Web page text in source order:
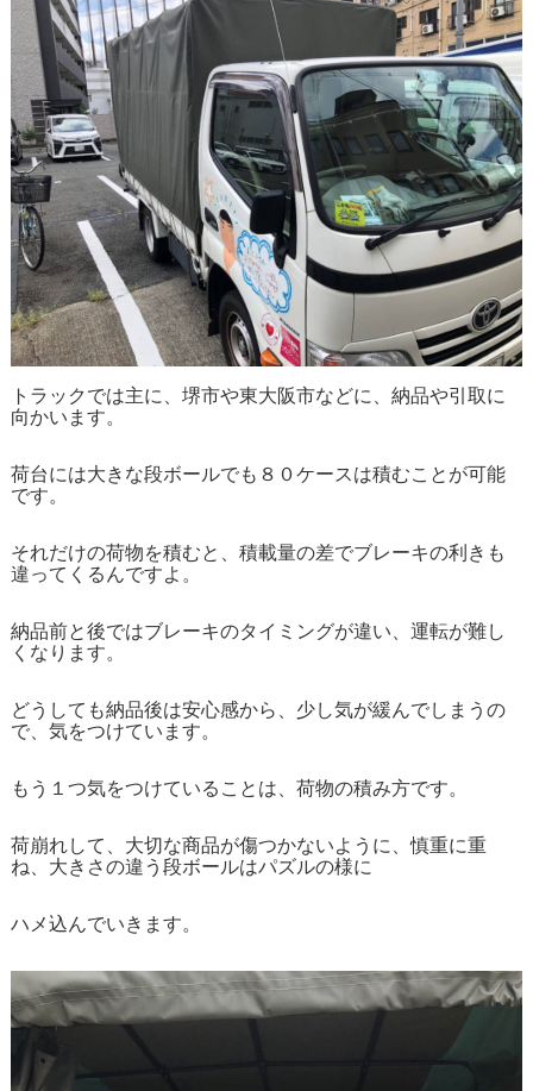
トラックでは主に、堺市や東大阪市などに、納品や引取に
向かいます。
荷台には大きな段ボールでも８０ケースは積むことが可能
です。
それだけの荷物を積むと、積載量の差でブレーキの利きも
違ってくるんですよ。
納品前と後ではブレーキのタイミングが違い、運転が難し
くなります。
どうしても納品後は安心感から、少し気が緩んでしまうの
で、気をつけています。
もう１つ気をつけていることは、荷物の積み方です。
荷崩れして、大切な商品が傷つかないように、慎重に重
ね、大きさの違う段ボールはパズルの様に
ハメ込んでいきます。